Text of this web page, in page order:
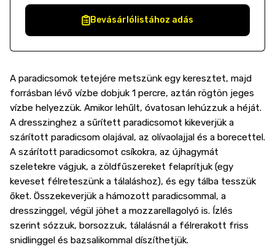
Bevásárlólistához adás
A paradicsomok tetejére metszünk egy keresztet, majd
forrásban lévő vízbe dobjuk 1 percre, aztán rögtön jeges
vízbe helyezzük. Amikor lehűlt, óvatosan lehúzzuk a héját.
A dresszinghez a sűrített paradicsomot kikeverjük a
szárított paradicsom olajával, az olívaolajjal és a borecettel.
A szárított paradicsomot csíkokra, az újhagymát
szeletekre vágjuk, a zöldfűszereket felaprítjuk (egy
keveset félreteszünk a tálaláshoz), és egy tálba tesszük
őket. Összekeverjük a hámozott paradicsommal, a
dresszinggel, végül jöhet a mozzarellagolyó is. Ízlés
szerint sózzuk, borsozzuk, tálalásnál a félrerakott friss
snidlinggel és bazsalikommal díszíthetjük.